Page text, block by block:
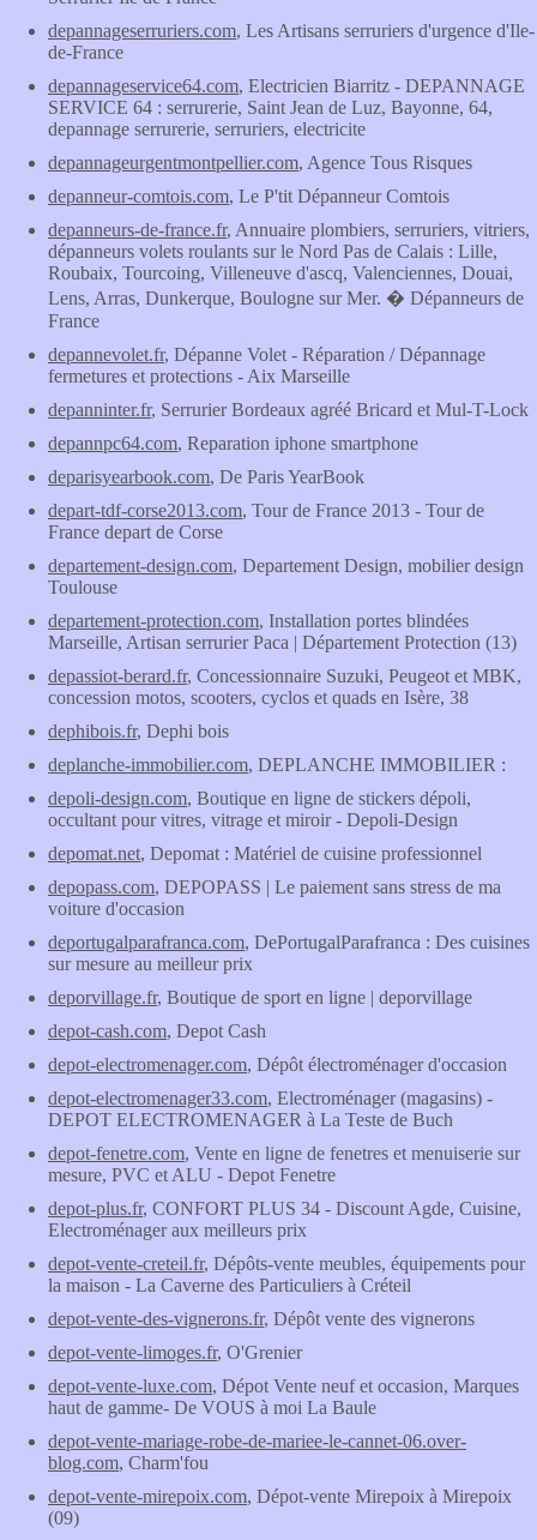
depannageserruriers.com, Les Artisans serruriers d'urgence d'Ile-
de-France
depannageservice64.com, Electricien Biarritz - DEPANNAGE
SERVICE 64 : serrurerie, Saint Jean de Luz, Bayonne, 64,
depannage serrurerie, serruriers, electricite
depannageurgentmontpellier.com, Agence Tous Risques
depanneur-comtois.com, Le P'tit Dépanneur Comtois
depanneurs-de-france.fr, Annuaire plombiers, serruriers, vitriers,
dépanneurs volets roulants sur le Nord Pas de Calais : Lille,
Roubaix, Tourcoing, Villeneuve d'ascq, Valenciennes, Douai,
Lens, Arras, Dunkerque, Boulogne sur Mer. � Dépanneurs de
France
depannevolet.fr, Dépanne Volet - Réparation / Dépannage
fermetures et protections - Aix Marseille
depanninter.fr, Serrurier Bordeaux agréé Bricard et Mul-T-Lock
depannpc64.com, Reparation iphone smartphone
deparisyearbook.com, De Paris YearBook
depart-tdf-corse2013.com, Tour de France 2013 - Tour de
France depart de Corse
departement-design.com, Departement Design, mobilier design
Toulouse
departement-protection.com, Installation portes blindées
Marseille, Artisan serrurier Paca | Département Protection (13)
depassiot-berard.fr, Concessionnaire Suzuki, Peugeot et MBK,
concession motos, scooters, cyclos et quads en Isère, 38
dephibois.fr, Dephi bois
deplanche-immobilier.com, DEPLANCHE IMMOBILIER :
depoli-design.com, Boutique en ligne de stickers dépoli,
occultant pour vitres, vitrage et miroir - Depoli-Design
depomat.net, Depomat : Matériel de cuisine professionnel
depopass.com, DEPOPASS | Le paiement sans stress de ma
voiture d'occasion
deportugalparafranca.com, DePortugalParafranca : Des cuisines
sur mesure au meilleur prix
deporvillage.fr, Boutique de sport en ligne | deporvillage
depot-cash.com, Depot Cash
depot-electromenager.com, Dépôt électroménager d'occasion
depot-electromenager33.com, Electroménager (magasins) -
DEPOT ELECTROMENAGER à La Teste de Buch
depot-fenetre.com, Vente en ligne de fenetres et menuiserie sur
mesure, PVC et ALU - Depot Fenetre
depot-plus.fr, CONFORT PLUS 34 - Discount Agde, Cuisine,
Electroménager aux meilleurs prix
depot-vente-creteil.fr, Dépôts-vente meubles, équipements pour
la maison - La Caverne des Particuliers à Créteil
depot-vente-des-vignerons.fr, Dépôt vente des vignerons
depot-vente-limoges.fr, O'Grenier
depot-vente-luxe.com, Dépot Vente neuf et occasion, Marques
haut de gamme- De VOUS à moi La Baule
depot-vente-mariage-robe-de-mariee-le-cannet-06.over-
blog.com, Charm'fou
depot-vente-mirepoix.com, Dépot-vente Mirepoix à Mirepoix
(09)